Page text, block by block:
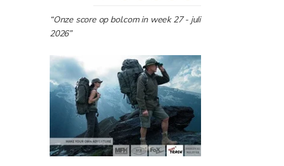
“Onze score op bol.com in week 27 - juli
2026”